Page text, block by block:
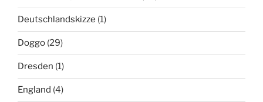
Deutschlandskizze (1)
Doggo (29)
Dresden (1)
England (4)